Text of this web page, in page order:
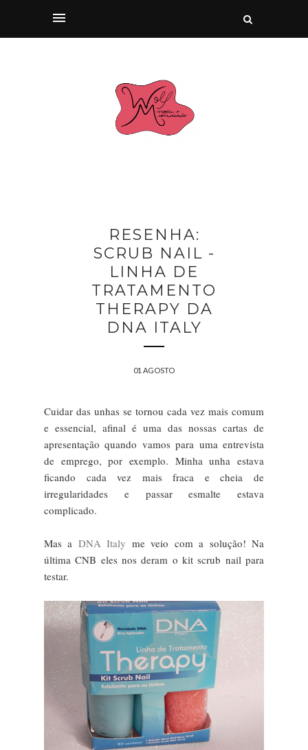
RESENHA:
SCRUB NAIL -
LINHA DE
TRATAMENTO
THERAPY DA
DNA ITALY
01 AGOSTO
Cuidar das unhas se tornou cada vez mais comum
e essencial, afinal é uma das nossas cartas de
apresentação quando vamos para uma entrevista
de emprego, por exemplo. Minha unha estava
ficando cada vez mais fraca e cheia de
irregularidades e passar esmalte estava
complicado.
Mas a DNA Italy me veio com a solução! Na
última CNB eles nos deram o kit scrub nail para
testar.